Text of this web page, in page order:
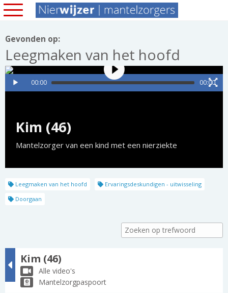
Gevonden op:
Leegmaken van het hoofd
Kim (46)
Mantelzorger van een kind met een nierziekte
00:00 00:00
Leegmaken van het hoofd
Ervaringsdeskundigen - uitwisseling
Doorgaan
Kim (46)
Alle video's
Mantelzorgpaspoort